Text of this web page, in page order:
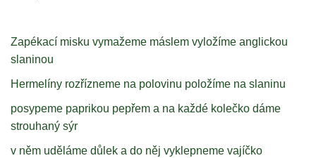
Zapékací misku vymažeme máslem vyložíme anglickou
slaninou
Hermelíny rozřízneme na polovinu položíme na slaninu
posypeme paprikou pepřem a na každé kolečko dáme
strouhaný sýr
v něm uděláme důlek a do něj vyklepneme vajíčko